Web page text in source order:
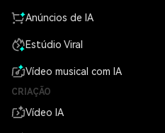
Anúncios de IA
Estúdio Viral
Vídeo musical com IA
CRIAÇÃO
Vídeo IA